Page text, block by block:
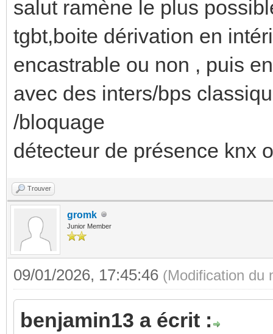
salut ramène le plus
tgbt,boite dérivation en
encastrable ou non , puis
avec des inters/bps
/bloquage
détecteur de présence knx
Trouver
gromk
Junior Member
09/01/2026, 17:45:46 (Modification du
benjamin13 a écrit :